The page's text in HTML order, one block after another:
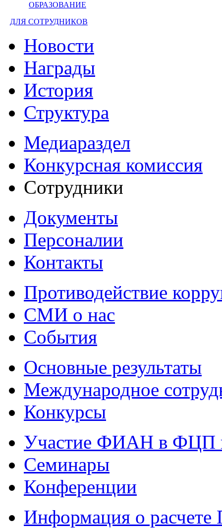
ОБРАЗОВАНИЕ
ДЛЯ СОТРУДНИКОВ
Новости
Награды
История
Структура
Медиараздел
Конкурсная комиссия
Сотрудники
Документы
Персоналии
Контакты
Противодействие
СМИ о нас
События
Основные результаты
Международное
Конкурсы
Участие ФИАН в ФЦП
Семинары
Конференции
Информация о